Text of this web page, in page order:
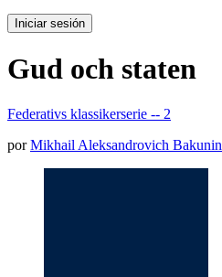
Iniciar sesión
Gud och staten
Federativs klassikerserie -- 2
porMikhail Aleksandrovich Bakunin